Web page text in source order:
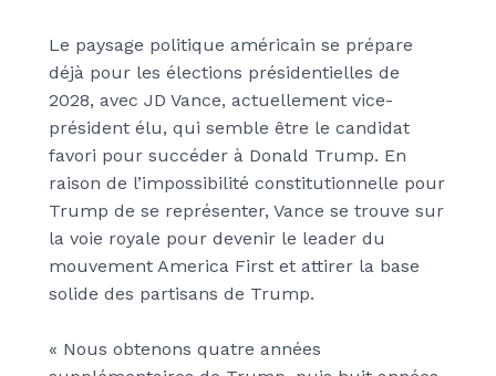
Le paysage politique américain se prépare
déjà pour les élections présidentielles de
2028, avec JD Vance, actuellement vice-
président élu, qui semble être le candidat
favori pour succéder à Donald Trump. En
raison de l’impossibilité constitutionnelle pour
Trump de se représenter, Vance se trouve sur
la voie royale pour devenir le leader du
mouvement America First et attirer la base
solide des partisans de Trump.
« Nous obtenons quatre années